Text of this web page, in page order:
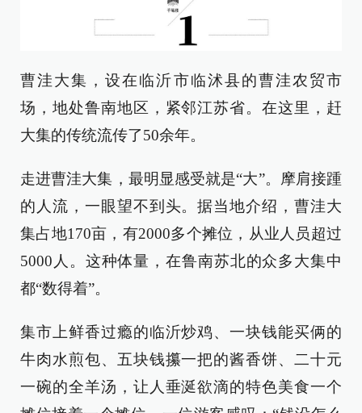
曹洼大集，设在临沂市临沭县的曹洼农贸市
场，地处鲁南地区，紧邻江苏省。在这里，赶
大集的传统流传了50余年。
走进曹洼大集，最明显感受就是“大”。摩肩接踵
的人流，一眼望不到头。据当地介绍，曹洼大
集占地170亩，有2000多个摊位，从业人员超过
5000人。这种体量，在鲁南苏北的众多大集中
都“数得着”。
集市上鲜香过瘾的临沂炒鸡、一块钱能买俩的
牛肉水煎包、五块钱攥一把的酱香饼、二十元
一碗的全羊汤，让人垂涎欲滴的特色美食一个